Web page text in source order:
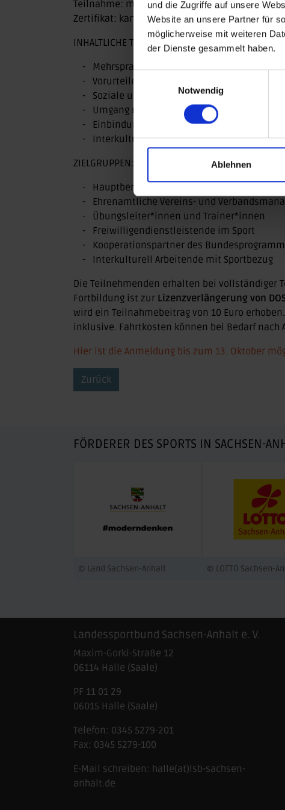
und die Zugriffe auf unsere
Website an unsere Partner für
möglicherweise mit weiteren
der Dienste gesammelt haben.
Notwendig
Ablehnen
Teilnahme: max. 15 Teilnehmende
Zertifikat: kann zurLizenzverlängerung von
INHALTLICHE THEMEN DER FORTBILDUNG:
Mehrsprachigkeit, Sprachbarrieren
Vorurteile
Soziale und gesellschaftliche Aspekte von
Umgang mit kultureller Vielfalt
Einbindung von Menschen mit
Interkulturelle Öffnung im Sportverein
ZIELGRUPPEN:
Hauptberufliche Vereins- und
Ehrenamtliche Vereins- und
Übungsleiter*innen und Trainer*innen
Freiwilligendienstleistende im Sport
Kooperationspartner des
Interkulturell Arbeitende mit Sportbezug
Die Teilnehmenden erhalten bei vollständiger
Fortbildung ist zur Lizenzverlängerung von
wird ein Teilnahmebeitrag von 10 Euro
inklusive. Fahrtkosten können bei Bedarf
Hier ist die Anmeldung bis zum 13. Oktober
Zurück
FÖRDERER DES SPORTS IN SACHSEN-
© Land Sachsen-Anhalt © LOTTO Sachsen-
Landessportbund Sachsen-Anhalt e. V.
Maxim-Gorki-Straße 12
06114 Halle (Saale)
PF 11 01 29
06015 Halle (Saale)
Telefon: 0345 5279-201
Fax: 0345 5279-100
E-Mail schreiben: halle(at)lsb-sachsen-
anhalt.de